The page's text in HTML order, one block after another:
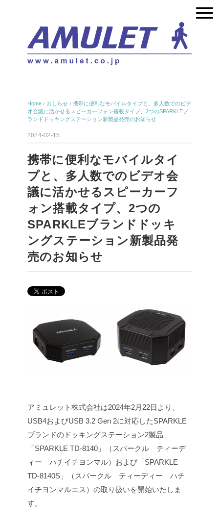
Home › おしらせ › 携帯に便利なモバイルタイプと、多人数でのビデ
オ会議に活かせるスピーカーフォン搭載タイプ、2つのSPARKLEブ
ランドドッキングステーション新製品発売のお知らせ
2024-02-15
携帯に便利なモバイルタイ
プと、多人数でのビデオ会
議に活かせるスピーカーフ
ォン搭載タイプ、2つの
SPARKLEブランドドッキ
ングステーション新製品発
売のお知らせ
アミュレット株式会社は2024年2月22日より、
USB4およびUSB 3.2 Gen 2に対応したSPARKLE
ブランドのドッキングステーション2製品、
「SPARKLE TD-8140」（スパークル ティーデ
ィー ハチイチヨンマル）および「SPARKLE
TD-8140S」（スパークル ティーディー ハチ
イチヨンマルエス）の取り扱いを開始いたしま
す。